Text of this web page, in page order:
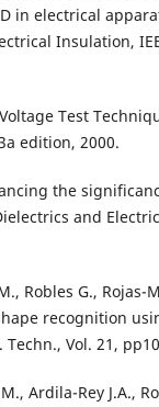
in electrical
Insulation,
Test
edition, 2000.
the
and
Robles G., Rojas-
recognition
Vol. 21,
Ardila-Rey J.A.,